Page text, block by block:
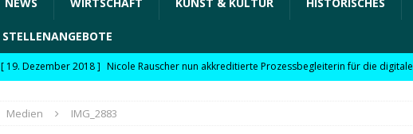
STELLENANGEBOTE
[ 19. Dezember 2018 ] Nicole Rauscher nun akkreditierte Prozessbegleiterin für die digitale
WIRTSCHAFT
Medien IMG_2883